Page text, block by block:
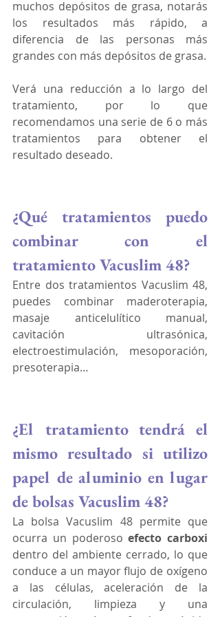
muchos depósitos de grasa, notarás
los resultados más rápido, a
diferencia de las personas más
Verá una reducción a lo largo del
tratamiento, por lo que
recomendamos una serie de 6 o más
tratamientos para obtener el
resultado deseado.
¿Qué tratamientos puedo
combinar con el
tratamiento Vacuslim 48?
Entre dos tratamientos Vacuslim 48,
puedes combinar maderoterapia,
masaje anticelulítico manual,
cavitación ultrasónica,
electroestimulación, mesoporación,
presoterapia…
¿El tratamiento tendrá el
mismo resultado si utilizo
papel de aluminio en lugar
de bolsas Vacuslim 48?
La bolsa Vacuslim 48 permite que
ocurra un poderoso efecto carboxi
dentro del ambiente cerrado, lo que
conduce a un mayor flujo de oxígeno
a las células, aceleración de la
circulación, limpieza y una